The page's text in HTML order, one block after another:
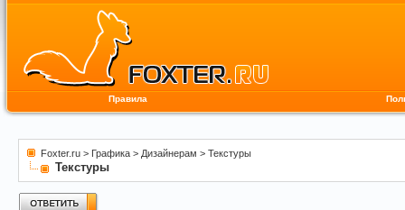
Правила
Foxter.ru > Графика > Дизайнерам > Текстуры
Текстуры